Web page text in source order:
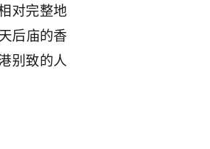
对完整地
后庙的香
别致的人